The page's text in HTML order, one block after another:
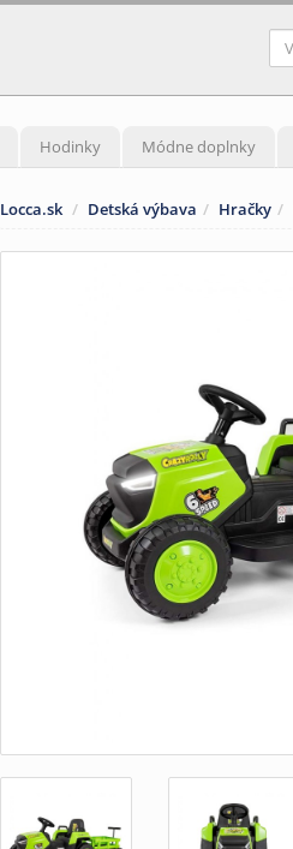
Hodinky Módne doplnky
Locca.sk Detská výbava Hračky